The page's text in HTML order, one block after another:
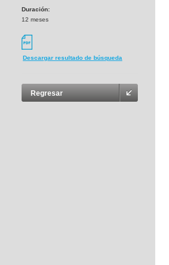
Duración:
12 meses
Descargar resultado de búsqueda
Regresar